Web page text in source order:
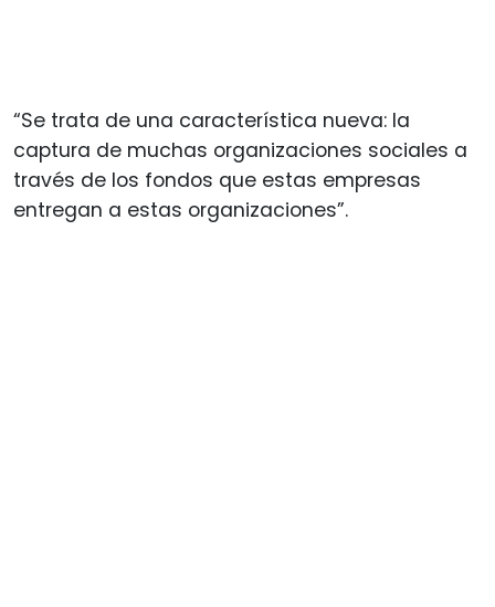
“Se trata de una característica nueva: la
captura de muchas organizaciones sociales a
través de los fondos que estas empresas
entregan a estas organizaciones”.